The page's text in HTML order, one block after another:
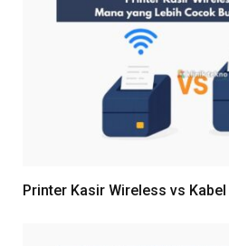
Printer Kasir Wireless vs Kabel